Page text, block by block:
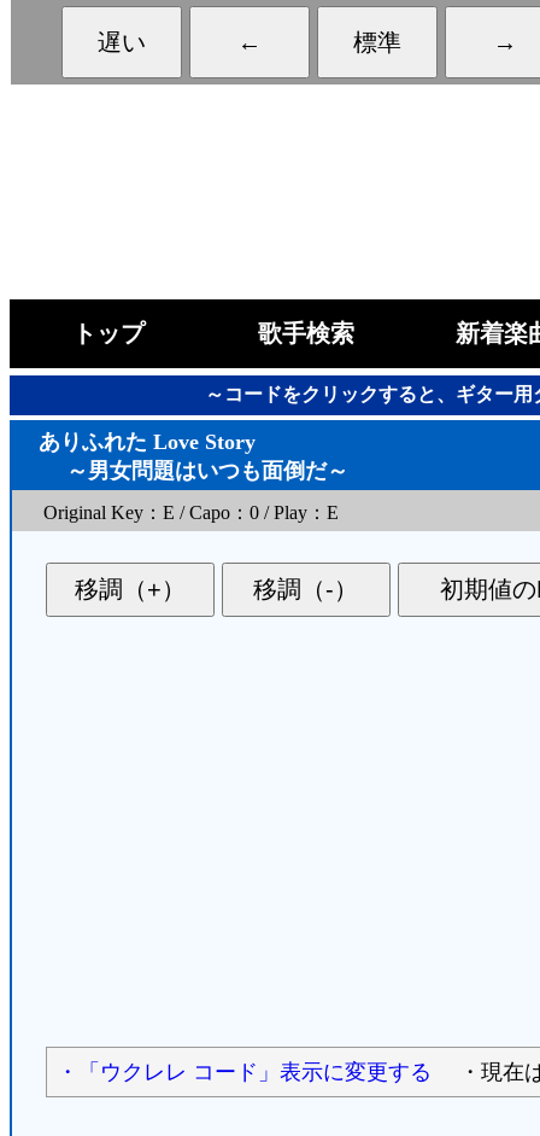
トップ 歌手検索 新着楽
～コードをクリックすると、ギター
ありふれた Love Story
～男女問題はいつも面倒だ～
Original Key：E / Capo：0 / Play：E
・「ウクレレ コード」表示に変更する ・現在